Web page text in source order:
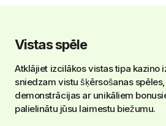
Vistas spēle
Atklājiet izcilākos vistas tipa kazino
sniedzam vistu šķērsošanas
demonstrācijas ar unikāliem
palielinātu jūsu laimestu biežumu.